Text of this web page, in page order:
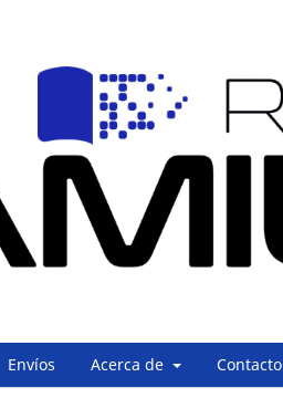
Envíos Acerca de Contacto